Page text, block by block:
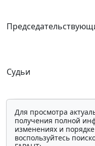
Судьи
Для просмотра
получения полной
изменениях и
воспользуйтесь